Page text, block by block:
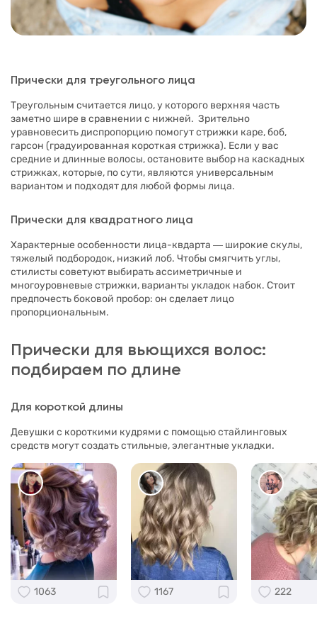
Прически для треугольного лица
Треугольным считается лицо, у которого верхняя часть
заметно шире в сравнении с нижней. Зрительно
уравновесить диспропорцию помогут стрижки каре, боб,
гарсон (градуированная короткая стрижка). Если у вас
средние и длинные волосы, остановите выбор на каскадных
стрижках, которые, по сути, являются универсальным
вариантом и подходят для любой формы лица.
Прически для квадратного лица
Характерные особенности лица-квдарта ― широкие скулы,
тяжелый подбородок, низкий лоб. Чтобы смягчить углы,
стилисты советуют выбирать ассиметричные и
многоуровневые стрижки, варианты укладок набок. Стоит
предпочесть боковой пробор: он сделает лицо
пропорциональным.
Прически для вьющихся волос:
подбираем по длине
Для короткой длины
Девушки с короткими кудрями с помощью стайлинговых
средств могут создать стильные, элегантные укладки.
1063 1167 222